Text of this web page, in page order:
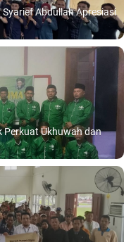
Abdullah Apresiasi
Perkuat Ukhuwah dan